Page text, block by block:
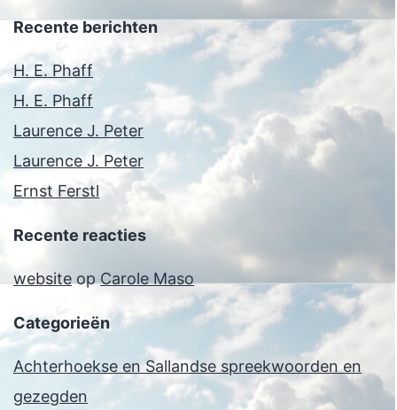
Recente berichten
H. E. Phaff
H. E. Phaff
Laurence J. Peter
Laurence J. Peter
Ernst Ferstl
Recente reacties
website op Carole Maso
Categorieën
Achterhoekse en Sallandse spreekwoorden en
gezegden